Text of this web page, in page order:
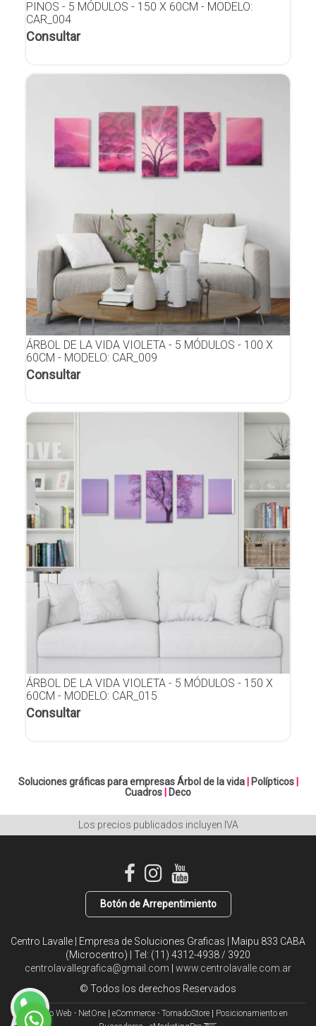
PINOS - 5 MÓDULOS - 150 X 60CM - MODELO:
CAR_004
Consultar
ÁRBOL DE LA VIDA VIOLETA - 5 MÓDULOS - 100 X
60CM - MODELO: CAR_009
Consultar
ÁRBOL DE LA VIDA VIOLETA - 5 MÓDULOS - 150 X
60CM - MODELO: CAR_015
Consultar
Soluciones gráficas para empresas Árbol de la vida| Polípticos|
Cuadros
Deco
Los precios publicados incluyen IVA
Botón de Arrepentimiento
Centro Lavalle | Empresa de Soluciones Graficas | Maipu 833 CABA
(Microcentro) | Tel: (11) 4312-4938 / 3920
centrolavallegrafica@gmail.com
www.centrolavalle.com.ar
© Todos los derechos Reservados
Diseño Web - NetOne eCommerce - TornadoStore
Posicionamiento en